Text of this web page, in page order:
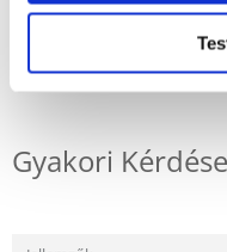
Gyakori